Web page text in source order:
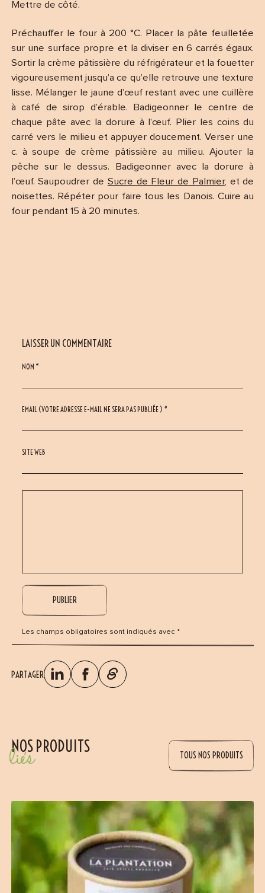
Mettre de côté.
Préchauffer le four à 200 °C. Placer la pâte feuilletée
sur une surface propre et la diviser en 6 carrés égaux.
Sortir la crème pâtissière du réfrigérateur et la fouetter
vigoureusement jusqu’a ce qu’elle retrouve une texture
lisse. Mélanger le jaune d’œuf restant avec une cuillère
à café de sirop d’érable. Badigeonner le centre de
chaque pâte avec la dorure à l’œuf. Plier les coins du
carré vers le milieu et appuyer doucement. Verser une
c. à soupe de crème pâtissière au milieu. Ajouter la
pêche sur le dessus. Badigeonner avec la dorure à
l’œuf. Saupoudrer de Sucre de Fleur de Palmier, et de
noisettes. Répéter pour faire tous les Danois. Cuire au
four pendant 15 à 20 minutes.
LAISSER UN COMMENTAIRE
NOM *
EMAIL (VOTRE ADRESSE E-MAIL NE SERA PAS PUBLIÉE ) *
SITE WEB
Les champs obligatoires sont indiqués avec *
PARTAGER
NOS PRODUITS
liés TOUS NOS PRODUITS